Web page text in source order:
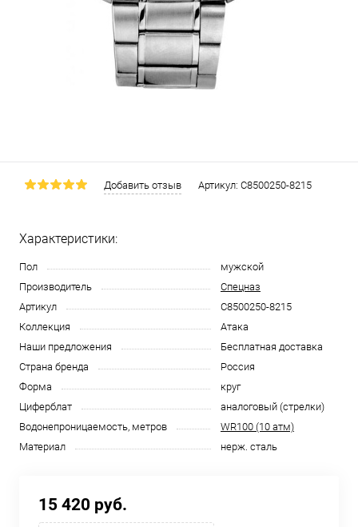
Добавить отзыв Артикул: С8500250-8215
Характеристики:
Пол
мужской
Производитель
Спецназ
Артикул
С8500250-8215
Коллекция
Атака
Наши предложения
Бесплатная доставка
Страна бренда
Россия
Форма
круг
Циферблат
аналоговый (стрелки)
Водонепроницаемость, метров
WR100 (10 атм)
Материал
нерж. сталь
15 420 руб.